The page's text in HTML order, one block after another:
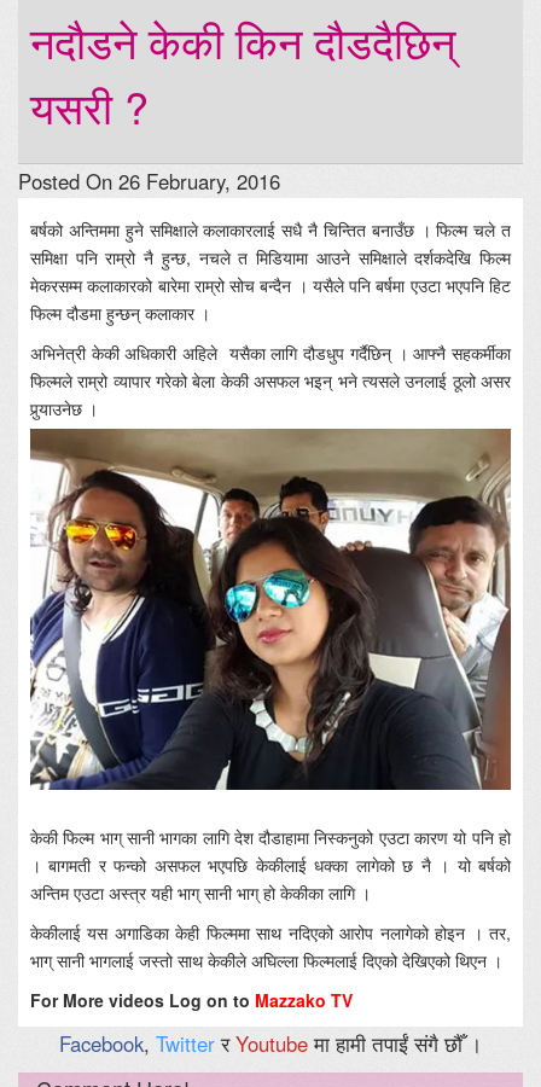
नदौडने केकी किन दौडदैछिन्
यसरी ?
Posted On 26 February, 2016
बर्षको अन्तिममा हुने समिक्षाले कलाकारलाई सधै नै चिन्तित बनाउँछ । फिल्म चले त
समिक्षा पनि राम्रो नै हुन्छ, नचले त मिडियामा आउने समिक्षाले दर्शकदेखि फिल्म
मेकरसम्म कलाकारको बारेमा राम्रो सोच बन्दैन । यसैले पनि बर्षमा एउटा भएपनि हिट
फिल्म दौडमा हुन्छन् कलाकार ।
अभिनेत्री केकी अधिकारी अहिले यसैका लागि दौडधुप गर्दैछिन् । आफ्नै सहकर्मीका
फिल्मले राम्रो व्यापार गरेको बेला केकी असफल भइन् भने त्यसले उनलाई ठूलो असर
पुर्‍याउनेछ ।
केकी फिल्म भाग् सानी भागका लागि देश दौडाहामा निस्कनुको एउटा कारण यो पनि हो
। बागमती र फन्को असफल भएपछि केकीलाई धक्का लागेको छ नै । यो बर्षको
अन्तिम एउटा अस्त्र यही भाग् सानी भाग् हो केकीका लागि ।
केकीलाई यस अगाडिका केही फिल्ममा साथ नदिएको आरोप नलागेको होइन । तर,
भाग् सानी भागलाई जस्तो साथ केकीले अघिल्ला फिल्मलाई दिएको देखिएको थिएन ।
For More videos Log on to Mazzako TV
Facebook, TwitterरYoutubeमा हामी तपाईं संगै छौँ ।